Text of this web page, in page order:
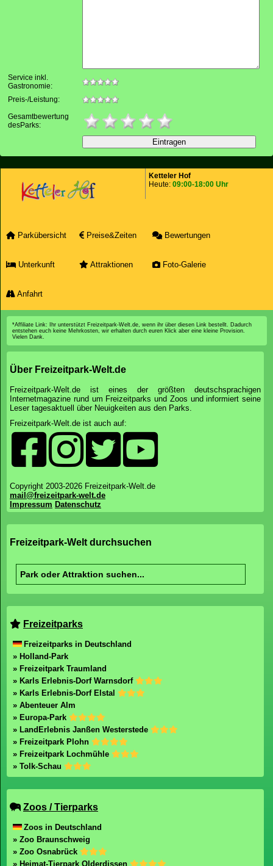
Service inkl.
Gastronomie:
Preis-/Leistung:
Gesamtbewertung
desParks:
Ketteler Hof
Heute: 09:00-18:00 Uhr
Parkübersicht Preise&Zeiten Bewertungen
Unterkunft Attraktionen Foto-Galerie
Anfahrt
*Affiliate Link: Ihr unterstützt Freizeitpark-Welt.de, wenn ihr über diesen Link bestellt. Dadurch
entstehen euch keine Mehrkosten, wir erhalten durch euren Klick aber eine kleine Provision.
Vielen Dank.
Über Freizeitpark-Welt.de
Freizeitpark-Welt.de ist eines der größten deutschsprachigen
Internetmagazine rund um Freizeitparks und Zoos und informiert seine
Leser tagesaktuell über Neuigkeiten aus den Parks.
Freizeitpark-Welt.de ist auch auf:
Copyright 2003-2026 Freizeitpark-Welt.de
mail@freizeitpark-welt.de
Impressum Datenschutz
Freizeitpark-Welt durchsuchen
Freizeitparks
Freizeitparks in Deutschland
» Holland-Park
» Freizeitpark Traumland
» Karls Erlebnis-Dorf Warnsdorf
» Karls Erlebnis-Dorf Elstal
» Abenteuer Alm
» Europa-Park
» LandErlebnis Janßen Westerstede
» Freizeitpark Plohn
» Freizeitpark Lochmühle
» Tolk-Schau
Zoos / Tierparks
Zoos in Deutschland
» Zoo Braunschweig
» Zoo Osnabrück
» Heimat-Tierpark Olderdissen